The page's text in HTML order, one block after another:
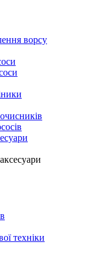
ворсу
техніки